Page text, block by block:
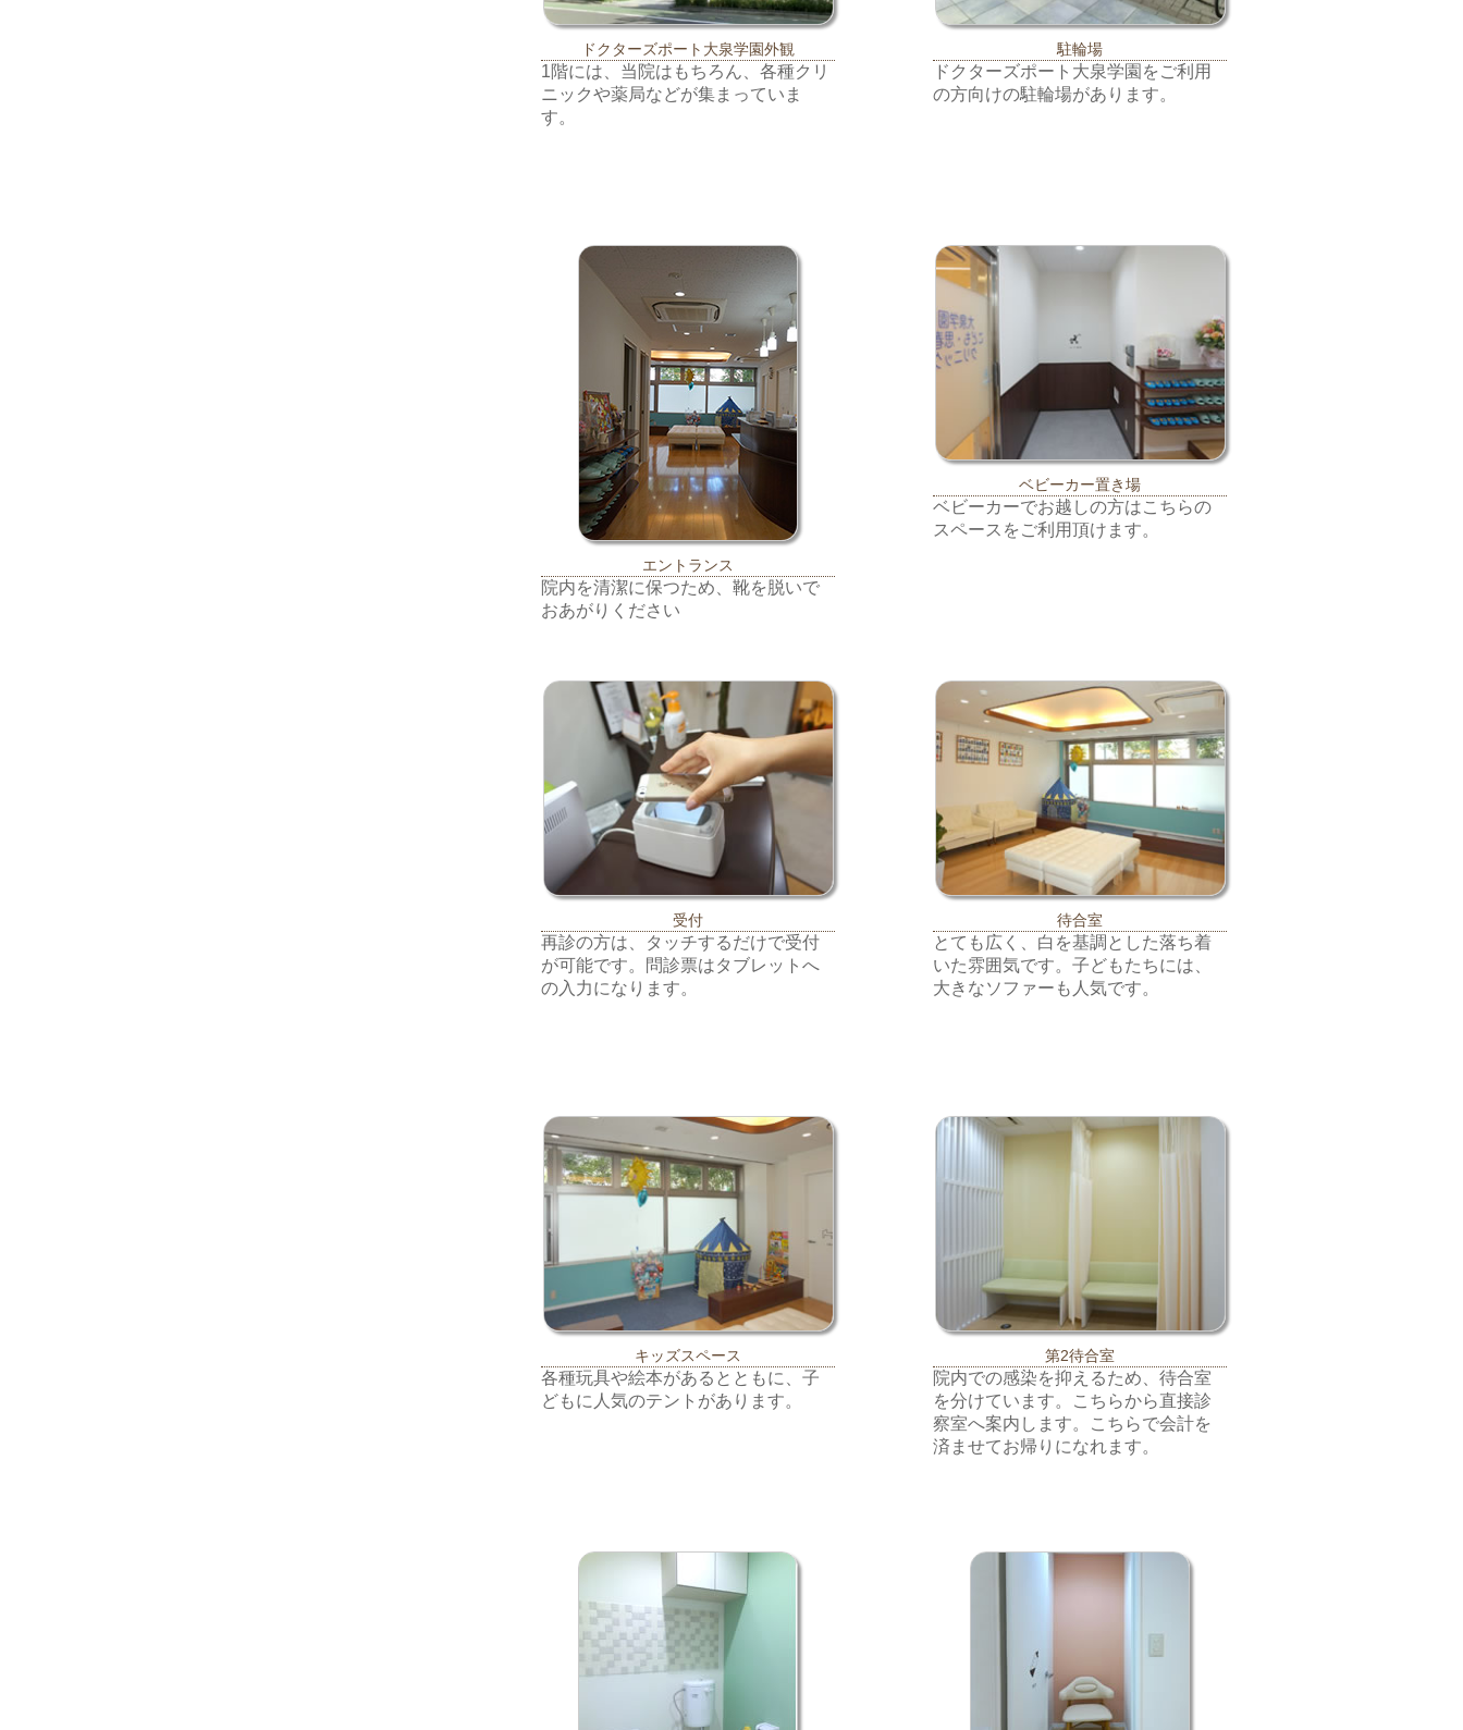
ドクターズポート大泉学園外観
1階には、当院はもちろん、各種クリ
ニックや薬局などが集まっていま
す。
駐輪場
ドクターズポート大泉学園をご利用
の方向けの駐輪場があります。
エントランス
院内を清潔に保つため、靴を脱いで
おあがりください
ベビーカー置き場
ベビーカーでお越しの方はこちらの
スペースをご利用頂けます。
受付
再診の方は、タッチするだけで受付
が可能です。問診票はタブレットへ
の入力になります。
待合室
とても広く、白を基調とした落ち着
いた雰囲気です。子どもたちには、
大きなソファーも人気です。
キッズスペース
各種玩具や絵本があるとともに、子
どもに人気のテントがあります。
第2待合室
院内での感染を抑えるため、待合室
を分けています。こちらから直接診
察室へ案内します。こちらで会計を
済ませてお帰りになれます。